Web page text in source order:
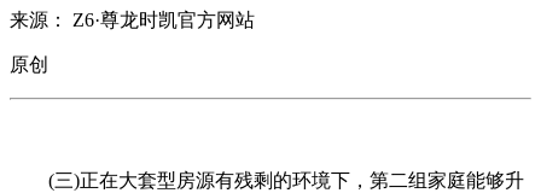
来源： Z6·尊龙时凯官方网站
原创
(三)正在大套型房源有残剩的环境下，第二组家庭能够升